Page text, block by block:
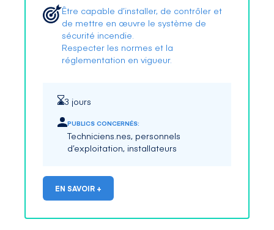
Être capable d’installer, de contrôler et
de mettre en œuvre le système de
sécurité incendie.
Respecter les normes et la
réglementation en vigueur.
3 jours
PUBLICS CONCERNÉS:
Techniciens.nes, personnels
d’exploitation, installateurs
EN SAVOIR +